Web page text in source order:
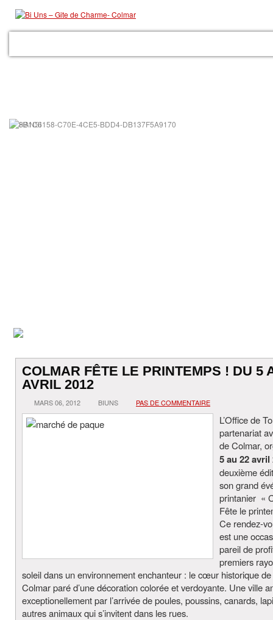
COLMAR FÊTE LE PRINTEMPS ! DU 5
AVRIL 2012
MARS 06, 2012 BIUNS PAS DE COMMENTAIRE
L’Office de
partenariat
de Colmar,
5 au 22 avril
deuxième
son grand
printanier «
Fête le
Ce rendez-
est une
pareil de
premiers
soleil dans un environnement enchanteur : le cœur historique
Colmar paré d’une décoration colorée et verdoyante. Une ville
exceptionellement par l’arrivée de poules, poussins, canards,
autres animaux qui s’invitent dans les rues.